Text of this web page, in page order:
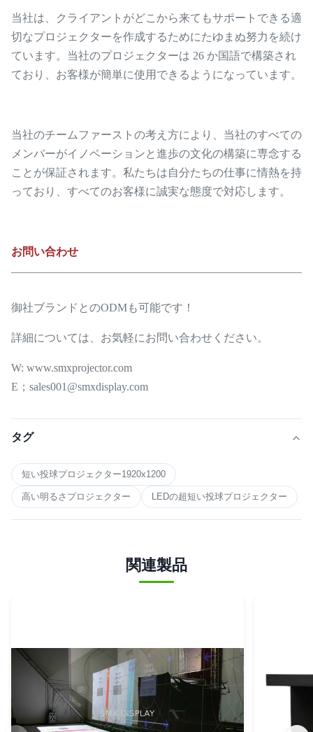
当社は、クライアントがどこから来てもサポートできる適
切なプロジェクターを作成するためにたゆまぬ努力を続け
ています。当社のプロジェクターは 26 か国語で構築され
ており、お客様が簡単に使用できるようになっています。
当社のチームファーストの考え方により、当社のすべての
メンバーがイノベーションと進歩の文化の構築に専念する
ことが保証されます。私たちは自分たちの仕事に情熱を持
っており、すべてのお客様に誠実な態度で対応します。
お問い合わせ
御社ブランドとのODMも可能です！
詳細については、お気軽にお問い合わせください。
W: www.smxprojector.com
E；sales001@smxdisplay.com
タグ
短い投球プロジェクター1920x1200
高い明るさプロジェクター LEDの超短い投球プロジェクター
関連製品